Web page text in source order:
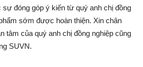
đóng góp ý kiến từ quý anh chị đồng
sớm được hoàn thiện. Xin chân
tâm của quý anh chị đồng nghiệp cũng
SUVN.